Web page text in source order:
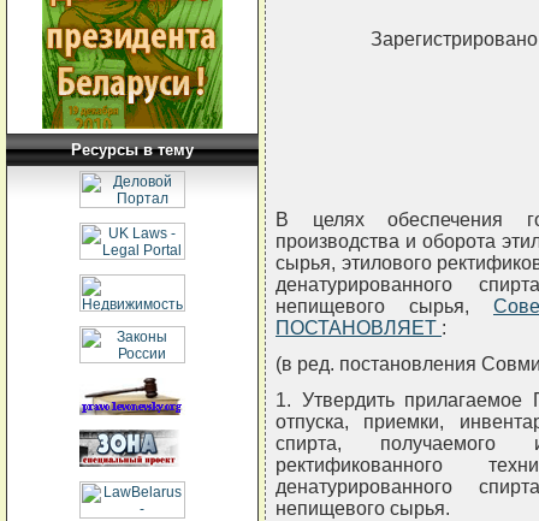
Ресурсы в тему
В целях обеспечения
производства и оборота
сырья, этилового
денатурированного
непищевого сырья,
ПОСТАНОВЛЯЕТ :
(в ред. постановления
1. Утвердить прилагаемое
отпуска, приемки,
спирта,
ректификованного
денатурированного
непищевого сырья.